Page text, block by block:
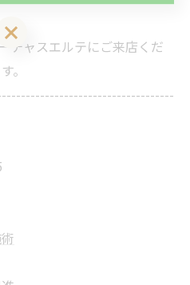
チャスエルテにご来店くだ
。
500円OFFさせて頂きます！